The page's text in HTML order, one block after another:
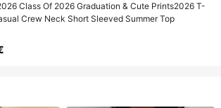
Class Of 2026 Graduation & Cute Prints2026 T-
Crew Neck Short Sleeved Summer Top